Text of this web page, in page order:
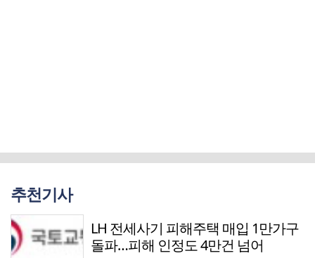
추천기사
LH 전세사기 피해주택 매입 1만가구
돌파…피해 인정도 4만건 넘어